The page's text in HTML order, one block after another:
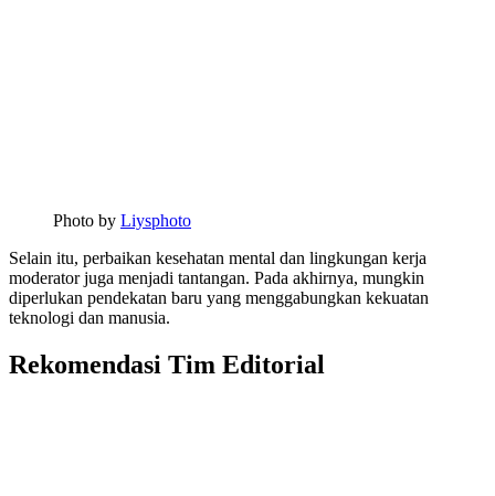
Photo by Liysphoto
Selain itu, perbaikan kesehatan mental dan lingkungan kerja
moderator juga menjadi tantangan. Pada akhirnya, mungkin
diperlukan pendekatan baru yang menggabungkan kekuatan
teknologi dan manusia.
Rekomendasi Tim Editorial